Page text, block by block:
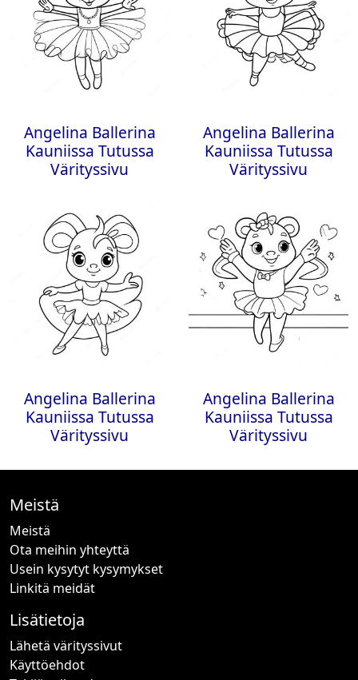
Angelina Ballerina
Kauniissa Tutussa
Värityssivu
Angelina Ballerina
Kauniissa Tutussa
Värityssivu
Angelina Ballerina
Kauniissa Tutussa
Värityssivu
Angelina Ballerina
Kauniissa Tutussa
Värityssivu
Meistä
Meistä
Ota meihin yhteyttä
Usein kysytyt kysymykset
Linkitä meidät
Lisätietoja
Lähetä värityssivut
Käyttöehdot